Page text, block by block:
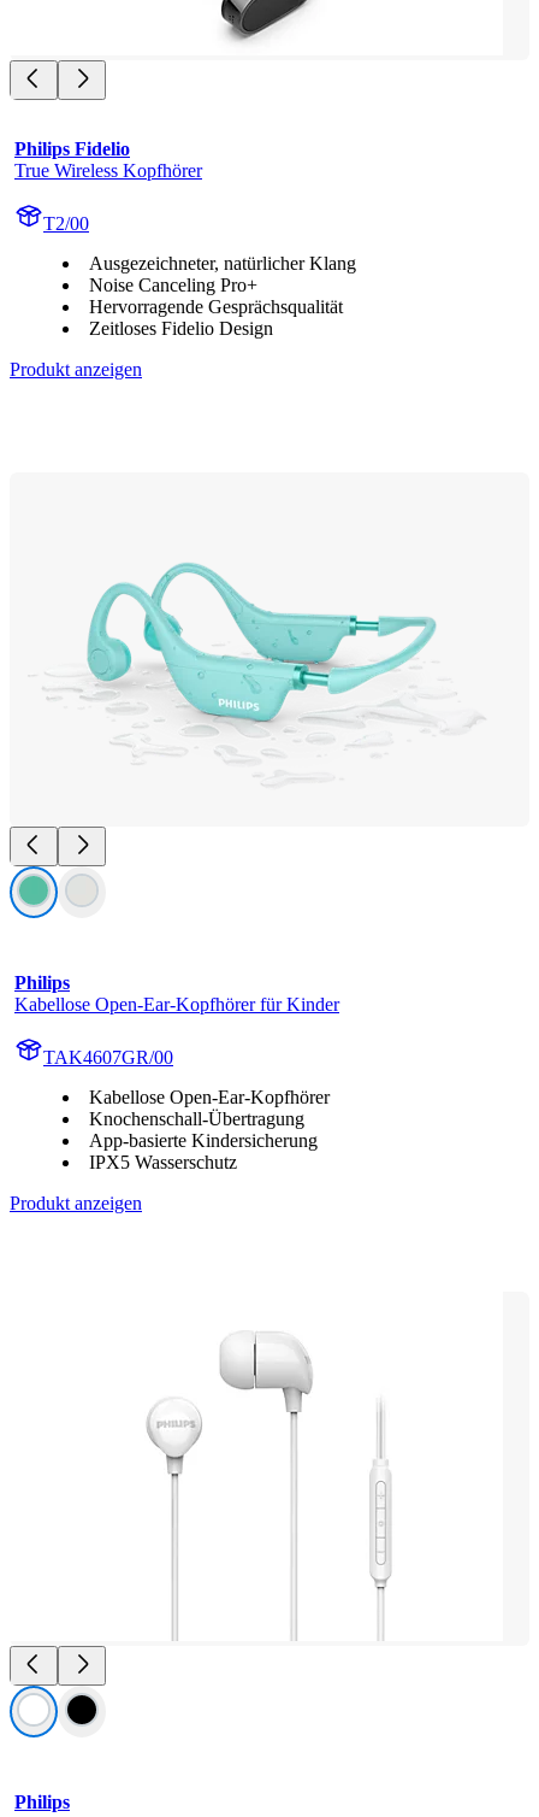
Philips Fidelio
True Wireless Kopfhörer
T2/00
Ausgezeichneter, natürlicher Klang
Noise Canceling Pro+
Hervorragende Gesprächsqualität
Zeitloses Fidelio Design
Produkt anzeigen
Philips
Kabellose Open-Ear-Kopfhörer für Kinder
TAK4607GR/00
Kabellose Open-Ear-Kopfhörer
Knochenschall-Übertragung
App-basierte Kindersicherung
IPX5 Wasserschutz
Produkt anzeigen
Philips